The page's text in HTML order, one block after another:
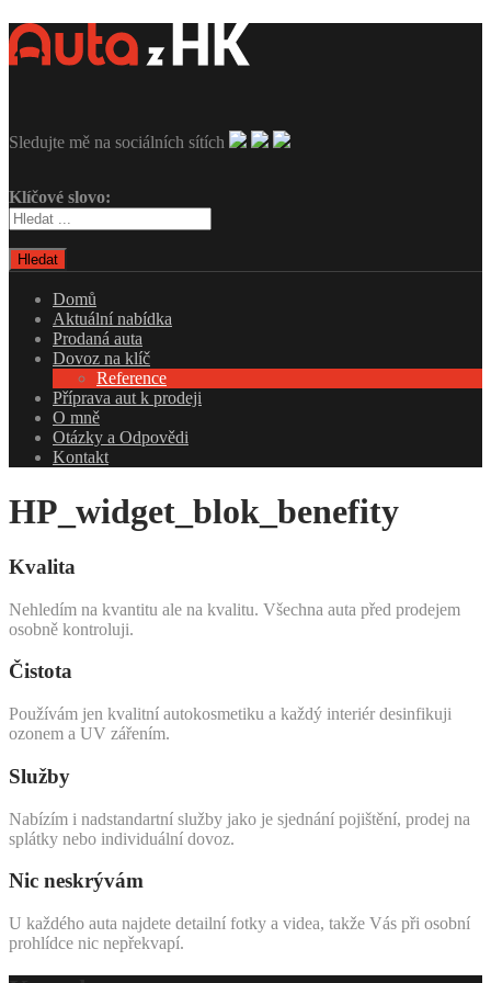
Sledujte mě na sociálních sítích
Klíčové slovo:
Hledat
Domů
Aktuální nabídka
Prodaná auta
Dovoz na klíč
Reference
Příprava aut k prodeji
O mně
Otázky a Odpovědi
Kontakt
HP_widget_blok_benefity
Kvalita
Nehledím na kvantitu ale na kvalitu. Všechna auta před prodejem
osobně kontroluji.
Čistota
Používám jen kvalitní autokosmetiku a každý interiér desinfikuji
ozonem a UV zářením.
Služby
Nabízím i nadstandartní služby jako je sjednání pojištění, prodej na
splátky nebo individuální dovoz.
Nic neskrývám
U každého auta najdete detailní fotky a videa, takže Vás při osobní
prohlídce nic nepřekvapí.